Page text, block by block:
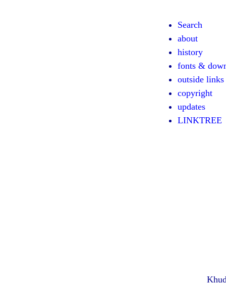
Search
about
history
fonts &
outside links
copyright
updates
LINKTREE